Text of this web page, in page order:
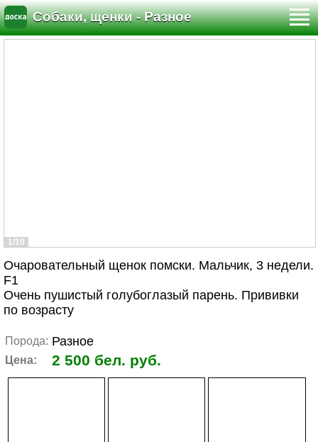
Собаки, щенки - Разное
1/10
Очаровательный щенок помски. Мальчик, 3 недели.
F1
Очень пушистый голубоглазый парень. Прививки
по возрасту
Порода: Разное
Цена: 2 500 бел. руб.